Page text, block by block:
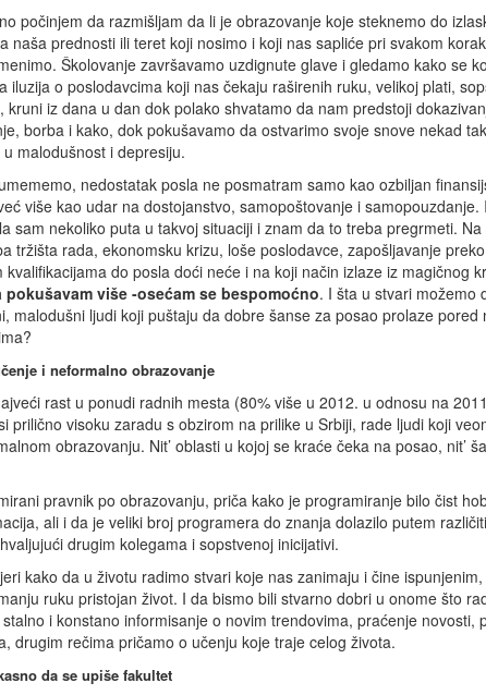
počinjem da razmišljam da li je obrazovanje koje steknemo do
naša prednosti ili teret koji nosimo i koji nas sapliće pri svakom
Školovanje završavamo uzdignute glave i gledamo kako se
iluzija o poslodavcima koji nas čekaju raširenih ruku, velikoj plati,
kruni iz dana u dan dok polako shvatamo da nam predstoji
borba i kako, dok pokušavamo da ostvarimo svoje snove nekad
malodušnost i depresiju.
nedostatak posla ne posmatram samo kao ozbiljan
više kao udar na dostojanstvo, samopoštovanje i samopouzdanje. I
sam nekoliko puta u takvoj situaciji i znam da to treba pregrmeti. Na
tržišta rada, ekonomsku krizu, loše poslodavce, zapošljavanje
do posla doći neće i na koji način izlaze iz magičnog
više -osećam se bespomoćno. I šta u stvari možemo
malodušni ljudi koji puštaju da dobre šanse za posao prolaze pored
i neformalno obrazovanje
rast u ponudi radnih mesta (80% više u 2012. u odnosu na
prilično visoku zaradu s obzirom na prilike u Srbiji, rade ljudi koji
obrazovanju. Nit’ oblasti u kojoj se kraće čeka na posao, nit’
pravnik po obrazovanju, priča kako je programiranje bilo čist
ali i da je veliki broj programera do znanja dolazilo putem
drugim kolegama i sopstvenoj inicijativi.
kako da u životu radimo stvari koje nas zanimaju i čine
ruku pristojan život. I da bismo bili stvarno dobri u onome što
i konstano informisanje o novim trendovima, praćenje novosti,
drugim rečima pričamo o učenju koje traje celog života.
da se upiše fakultet